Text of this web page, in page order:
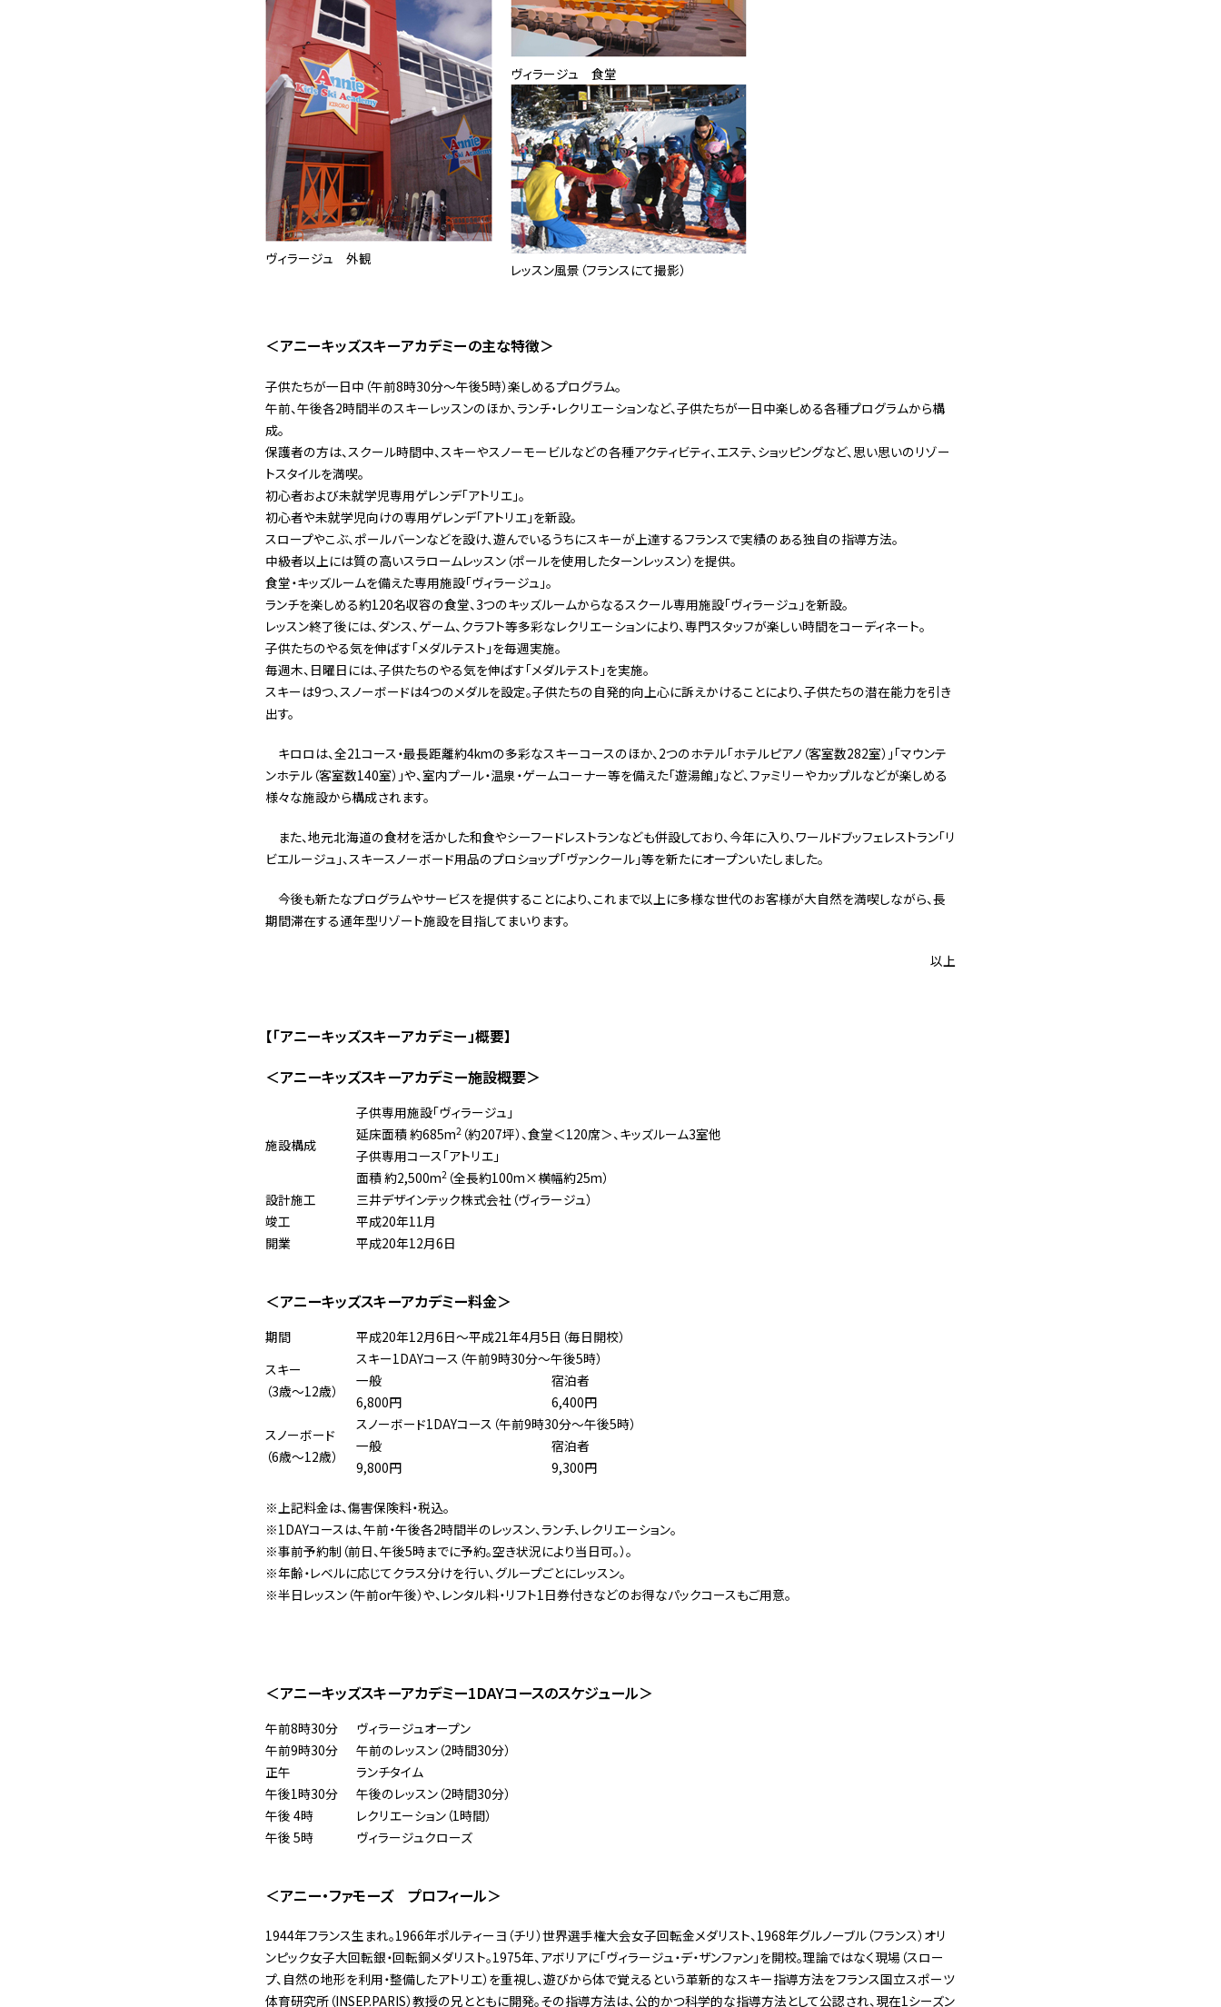
ヴィラージュ 外観
ヴィラージュ 食堂
レッスン風景（フランスにて撮影）
＜アニーキッズスキーアカデミーの主な特徴＞
子供たちが一日中（午前8時30分〜午後5時）楽しめるプログラム。
午前、午後各2時間半のスキーレッスンのほか、ランチ・レクリエーションなど、子供たちが一日中楽しめる各種プログラムから構
成。
保護者の方は、スクール時間中、スキーやスノーモービルなどの各種アクティビティ、エステ、ショッピングなど、思い思いのリゾー
トスタイルを満喫。
初心者および未就学児専用ゲレンデ「アトリエ」。
初心者や未就学児向けの専用ゲレンデ「アトリエ」を新設。
スロープやこぶ、ポールバーンなどを設け、遊んでいるうちにスキーが上達するフランスで実績のある独自の指導方法。
中級者以上には質の高いスラロームレッスン（ポールを使用したターンレッスン）を提供。
食堂・キッズルームを備えた専用施設「ヴィラージュ」。
ランチを楽しめる約120名収容の食堂、3つのキッズルームからなるスクール専用施設「ヴィラージュ」を新設。
レッスン終了後には、ダンス、ゲーム、クラフト等多彩なレクリエーションにより、専門スタッフが楽しい時間をコーディネート。
子供たちのやる気を伸ばす「メダルテスト」を毎週実施。
毎週木、日曜日には、子供たちのやる気を伸ばす「メダルテスト」を実施。
スキーは9つ、スノーボードは4つのメダルを設定。子供たちの自発的向上心に訴えかけることにより、子供たちの潜在能力を引き
出す。
キロロは、全21コース・最長距離約4kmの多彩なスキーコースのほか、2つのホテル「ホテルピアノ（客室数282室）」「マウンテ
ンホテル（客室数140室）」や、室内プール・温泉・ゲームコーナー等を備えた「遊湯館」など、ファミリーやカップルなどが楽しめる
様々な施設から構成されます。
また、地元北海道の食材を活かした和食やシーフードレストランなども併設しており、今年に入り、ワールドブッフェレストラン「リ
ビエルージュ」、スキースノーボード用品のプロショップ「ヴァンクール」等を新たにオープンいたしました。
今後も新たなプログラムやサービスを提供することにより、これまで以上に多様な世代のお客様が大自然を満喫しながら、長
期間滞在する通年型リゾート施設を目指してまいります。
以上
【「アニーキッズスキーアカデミー」概要】
＜アニーキッズスキーアカデミー施設概要＞
施設構成
子供専用施設「ヴィラージュ」
延床面積 約685m2 （約207坪）、食堂＜120席＞、キッズルーム3室他
子供専用コース「アトリエ」
面積 約2,500m2 （全長約100m×横幅約25m）
設計施工
三井デザインテック株式会社（ヴィラージュ）
竣工
平成20年11月
開業
平成20年12月6日
＜アニーキッズスキーアカデミー料金＞
期間
平成20年12月6日〜平成21年4月5日（毎日開校）
スキー
（3歳〜12歳）
スキー1DAYコース（午前9時30分〜午後5時）
一般
6,800円
宿泊者
6,400円
スノーボード
（6歳〜12歳）
スノーボード1DAYコース（午前9時30分〜午後5時）
一般
9,800円
宿泊者
9,300円
※上記料金は、傷害保険料・税込。
※1DAYコースは、午前・午後各2時間半のレッスン、ランチ、レクリエーション。
※事前予約制（前日、午後5時までに予約。空き状況により当日可。）。
※年齢・レベルに応じてクラス分けを行い、グループごとにレッスン。
※半日レッスン（午前or午後）や、レンタル料・リフト1日券付きなどのお得なパックコースもご用意。
＜アニーキッズスキーアカデミー1DAYコースのスケジュール＞
午前8時30分
ヴィラージュオープン
午前9時30分
午前のレッスン（2時間30分）
正午
ランチタイム
午後1時30分
午後のレッスン（2時間30分）
午後 4時
レクリエーション（1時間）
午後 5時
ヴィラージュクローズ
＜アニー・ファモーズ プロフィール＞
1944年フランス生まれ。1966年ポルティーヨ（チリ）世界選手権大会女子回転金メダリスト、1968年グルノーブル（フランス）オリ
ンピック女子大回転銀・回転銅メダリスト。1975年、アボリアに「ヴィラージュ・デ・ザンファン」を開校。理論ではなく現場（スロー
プ、自然の地形を利用・整備したアトリエ）を重視し、遊びから体で覚えるという革新的なスキー指導方法をフランス国立スポーツ
体育研究所（INSEP.PARIS）教授の兄とともに開発。その指導方法は、公的かつ科学的な指導方法として公認され、現在1シーズン